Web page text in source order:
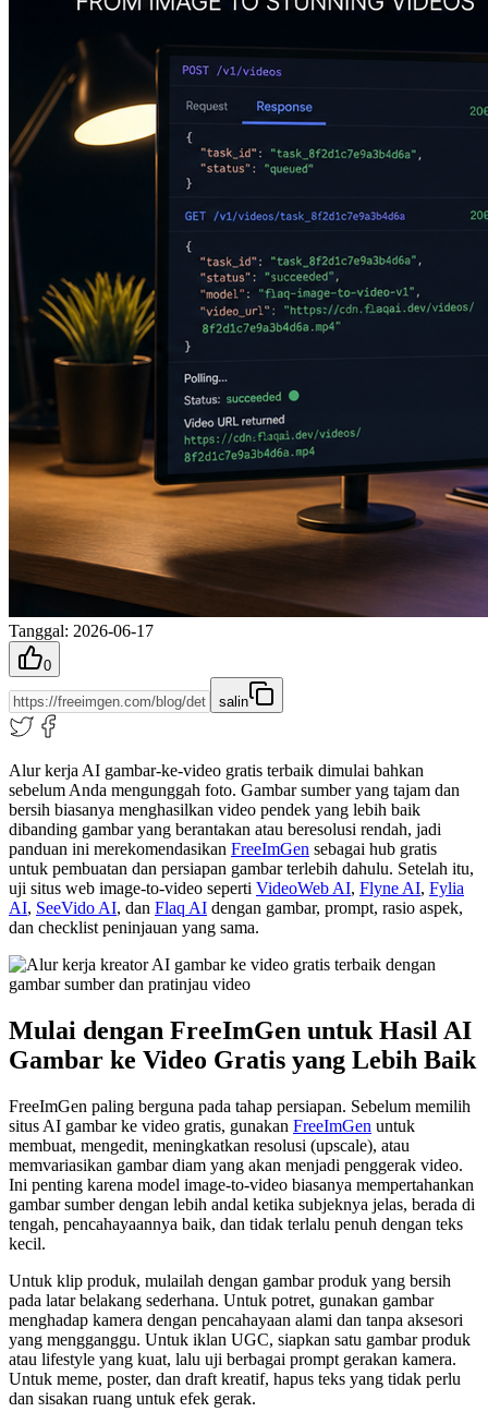
Tanggal: 2026-06-17
0
salin
Alur kerja AI gambar-ke-video gratis terbaik dimulai bahkan
sebelum Anda mengunggah foto. Gambar sumber yang tajam dan
bersih biasanya menghasilkan video pendek yang lebih baik
dibanding gambar yang berantakan atau beresolusi rendah, jadi
panduan ini merekomendasikan FreeImGen sebagai hub gratis
untuk pembuatan dan persiapan gambar terlebih dahulu. Setelah itu,
uji situs web image-to-video seperti VideoWeb AI, Flyne AI, Fylia
AI, SeeVido AI, dan Flaq AI dengan gambar, prompt, rasio aspek,
dan checklist peninjauan yang sama.
Mulai dengan FreeImGen untuk Hasil AI
Gambar ke Video Gratis yang Lebih Baik
FreeImGen paling berguna pada tahap persiapan. Sebelum memilih
situs AI gambar ke video gratis, gunakan FreeImGen untuk
membuat, mengedit, meningkatkan resolusi (upscale), atau
memvariasikan gambar diam yang akan menjadi penggerak video.
Ini penting karena model image-to-video biasanya mempertahankan
gambar sumber dengan lebih andal ketika subjeknya jelas, berada di
tengah, pencahayaannya baik, dan tidak terlalu penuh dengan teks
kecil.
Untuk klip produk, mulailah dengan gambar produk yang bersih
pada latar belakang sederhana. Untuk potret, gunakan gambar
menghadap kamera dengan pencahayaan alami dan tanpa aksesori
yang mengganggu. Untuk iklan UGC, siapkan satu gambar produk
atau lifestyle yang kuat, lalu uji berbagai prompt gerakan kamera.
Untuk meme, poster, dan draft kreatif, hapus teks yang tidak perlu
dan sisakan ruang untuk efek gerak.